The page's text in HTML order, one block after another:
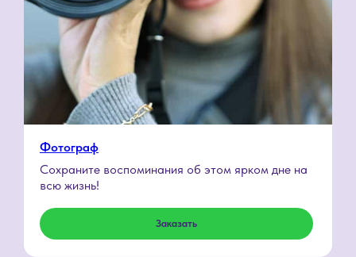
Фотограф
Сохраните воспоминания об этом ярком дне на
всю жизнь!
Заказать
Ответы на
популярные
вопросы